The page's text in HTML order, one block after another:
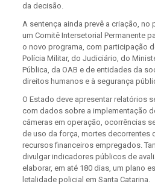
da decisão.
A sentença ainda prevê a criação, no
um Comitê Intersetorial Permanente
o novo programa, com participação
Polícia Militar, do Judiciário, do
Pública, da OAB e de entidades da
direitos humanos e à segurança
O Estado deve apresentar relatórios
com dados sobre a implementação
câmeras em operação, ocorrências
de uso da força, mortes decorrentes
recursos financeiros empregados.
divulgar indicadores públicos de
elaborar, em até 180 dias, um plano
letalidade policial em Santa Catarina.